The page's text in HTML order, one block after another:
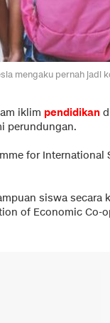
mengaku pernah jadi
iklim pendidikan
perundungan.
for International
siswa secara
of Economic Co-